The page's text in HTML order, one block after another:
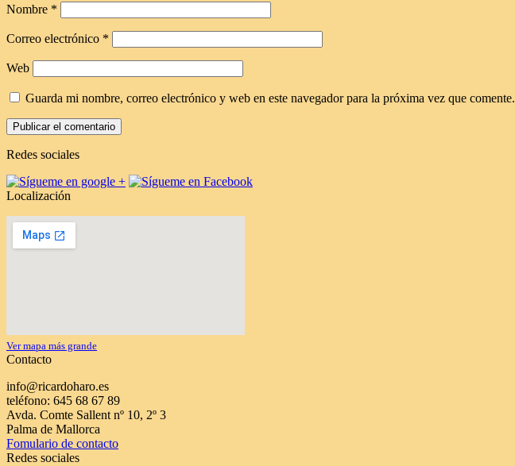
Nombre *
Correo electrónico *
Web
Guarda mi nombre, correo electrónico y web en este navegador para la próxima vez que comente.
Redes sociales
Localización
Ver mapa más grande
Contacto
info@ricardoharo.es
teléfono: 645 68 67 89
Avda. Comte Sallent nº 10, 2º 3
Palma de Mallorca
Fomulario de contacto
Redes sociales